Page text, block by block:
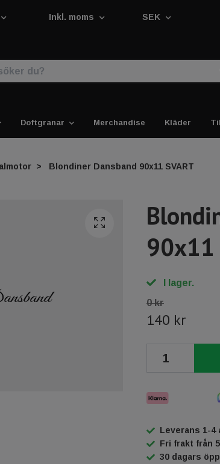
Inkl. moms SEK
Doftgranar Merchandise Kläder
Blondiner Dansband 90x11 SVART
90x11
I lager.
0 kr
140 kr
Leverans 1-4
Fri frakt från
30 dagars